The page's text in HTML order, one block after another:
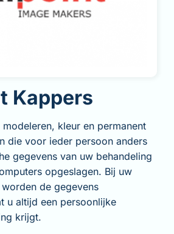
Kappers
kleur en permanent
die voor ieder persoon anders
gegevens van uw behandeling
opgeslagen. Bij uw
de gegevens
u altijd een persoonlijke
krijgt.